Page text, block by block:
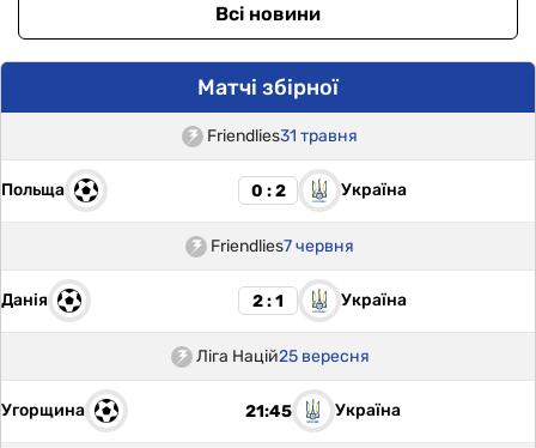
Всі новини
Матчі збірної
Friendlies31 травня
Польща 0 : 2 Україна
Friendlies7 червня
Данія 2 : 1 Україна
Ліга Націй25 вересня
Угорщина 21:45 Україна